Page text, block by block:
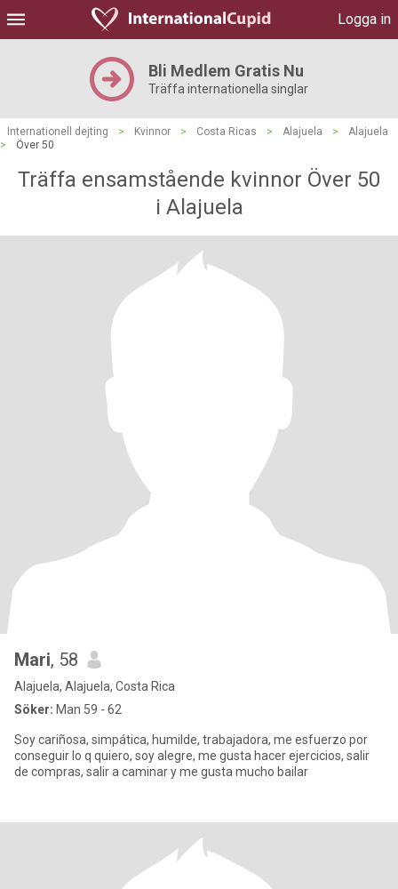
Logga in
Bli Medlem Gratis Nu
Träffa internationella singlar
Internationell dejting > Kvinnor > Costa Ricas > Alajuela >
Alajuela
>
Över 50
Träffa ensamstående kvinnor Över 50
i Alajuela
Mari, 58
Alajuela, Alajuela, Costa Rica
Söker: Man 59 - 62
Soy cariñosa, simpática, humilde, trabajadora, me esfuerzo por
conseguir lo q quiero, soy alegre, me gusta hacer ejercicios, salir
de compras, salir a caminar y me gusta mucho bailar